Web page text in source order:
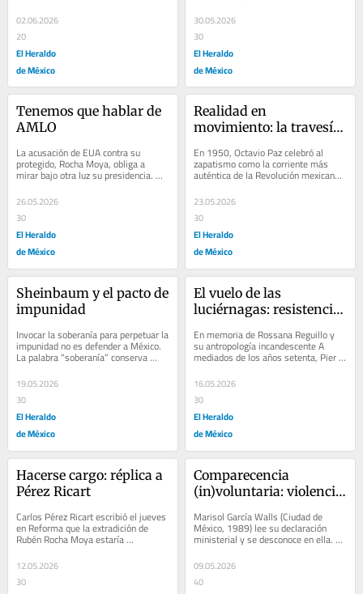
funcionarios acusados en Nueva York
no son...
02.06.2026
20
El Heraldo
de México
verificadas, William Hazlitt (Kent,
1778-1830) ya les había...
30.05.2026
30
El Heraldo
de México
Tenemos que hablar de
AMLO
La acusación de EUA contra su
protegido, Rocha Moya, obliga a
mirar bajo otra luz su presidencia. No
es obsesión: todos los presidentes
tienen...
26.05.2026
30
El Heraldo
de México
Realidad en
movimiento: la travesía
Paz
En 1950, Octavio Paz celebró al
zapatismo como la corriente más
auténtica de la Revolución mexicana:
espontaneidad como...
23.05.2026
30
El Heraldo
de México
Sheinbaum y el pacto de
impunidad
Invocar la soberanía para perpetuar la
impunidad no es defender a México.
La palabra “soberanía” conserva
prestigio porque enuncia algo...
19.05.2026
30
El Heraldo
de México
El vuelo de las
luciérnagas: resistencia,
En memoria de Rossana Reguillo y
su antropología incandescente A
mediados de los años setenta, Pier
Paolo Pasolini interpretó la extinción
de las...
16.05.2026
30
El Heraldo
de México
Hacerse cargo: réplica a
Pérez Ricart
Carlos Pérez Ricart escribió el jueves
en Reforma que la extradición de
Rubén Rocha Moya estaría
“envenenada”. Porque el derecho
penal...
12.05.2026
30
Comparecencia
(in)voluntaria: violencia
burocrática
Marisol García Walls (Ciudad de
México, 1989) lee su declaración
ministerial y se desconoce en ella. Lo
que debería contener su testimonio
le...
09.05.2026
40